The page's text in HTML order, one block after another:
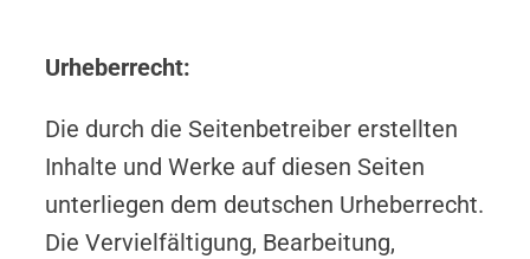
Urheberrecht:
Die durch die Seitenbetreiber erstellten
Inhalte und Werke auf diesen Seiten
unterliegen dem deutschen Urheberrecht.
Die Vervielfältigung, Bearbeitung,